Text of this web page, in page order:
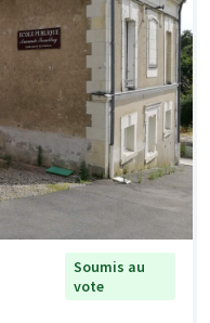
Soumis au
vote